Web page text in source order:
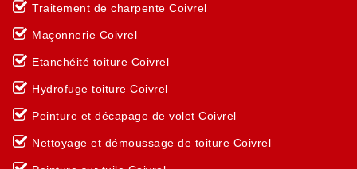
Traitement de charpente Coivrel
Maçonnerie Coivrel
Etanchéité toiture Coivrel
Hydrofuge toiture Coivrel
Peinture et décapage de volet Coivrel
Nettoyage et démoussage de toiture Coivrel